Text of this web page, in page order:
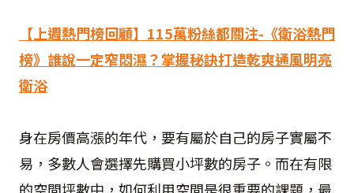
【上週熱門榜回顧】 115萬粉絲都關注- 《衛浴熱門
榜》誰說一定窄悶濕？掌握秘訣打造乾爽通風明亮
衛浴
身在房價高漲的年代，要有屬於自己的房子實屬不
易，多數人會選擇先購買小坪數的房子。而在有限